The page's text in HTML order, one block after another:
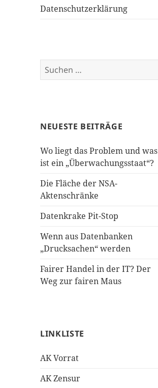
Datenschutzerklärung
Suchen
nach:
NEUESTE BEITRÄGE
Wo liegt das Problem und was
ist ein „Überwachungsstaat“?
Die Fläche der NSA-
Aktenschränke
Datenkrake Pit-Stop
Wenn aus Datenbanken
„Drucksachen“ werden
Fairer Handel in der IT? Der
Weg zur fairen Maus
LINKLISTE
AK Vorrat
AK Zensur